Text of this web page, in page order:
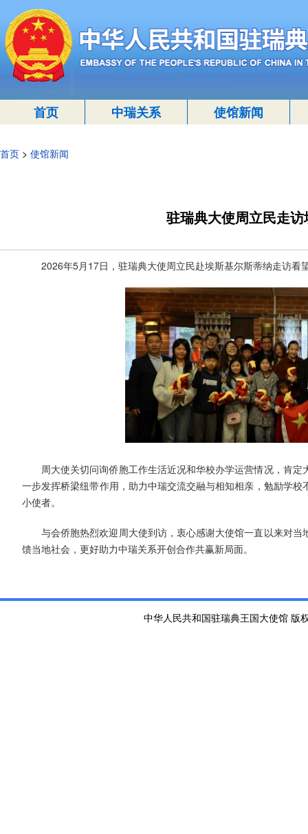
首页 中瑞关系 使馆新闻
首页 > 使馆新闻
驻瑞典大使周立民走
2026年5月17日，驻瑞典大使周立民赴埃斯基尔斯蒂纳走访
周大使关切问询侨胞工作生活近况和华校办学运营情况，肯
一步发挥桥梁纽带作用，助力中瑞交流交融与相知相亲，勉励学
小使者。
与会侨胞热烈欢迎周大使到访，衷心感谢大使馆一直以来对
馈当地社会，更好助力中瑞关系开创合作共赢新局面。
中华人民共和国驻瑞典王国大使馆 版